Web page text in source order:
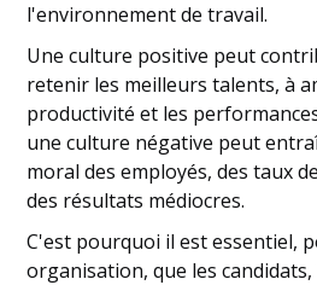
l'environnement de travail.
Une culture positive peut
retenir les meilleurs talents, à
productivité et les
une culture négative peut
moral des employés, des taux
des résultats médiocres.
C'est pourquoi il est essentiel,
organisation, que les